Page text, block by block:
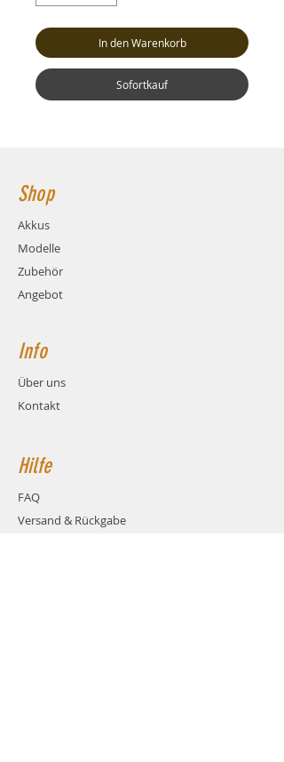
In den Warenkorb
Sofortkauf
Shop
Akkus
Modelle
Zubehör
Angebot
Info
Über uns
Kontakt
Hilfe
FAQ
Versand & Rückgabe